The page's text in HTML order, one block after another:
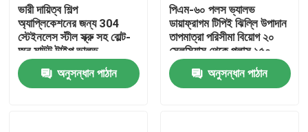
ভারী দায়িত্ব শিল্প
অ্যাপ্লিকেশনের জন্য 304
স্টেইনলেস স্টীল স্ক্রু সহ বোল্ট-
অন মাউন্ট টাইপ ভালভ
অ্যাকুয়েটর
অনুসন্ধান পাঠান
পিএম-৬০ পলস ভ্যালভ
ডায়াফ্রাগম টিপিই ঝিল্লি উপাদান
তাপমাত্রা পরিসীমা বিয়োগ ২০
সেলসিয়াস থেকে প্লাস ১৫০
সেলসিয়াস শিল্প সরঞ্জাম জন্য
আদর্শ
অনুসন্ধান পাঠান